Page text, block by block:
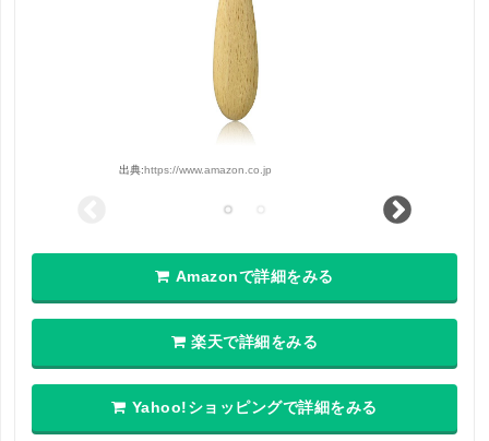
出典:https://www.amazon.co.jp
Amazonで詳細をみる
楽天で詳細をみる
Yahoo!ショッピングで詳細をみる